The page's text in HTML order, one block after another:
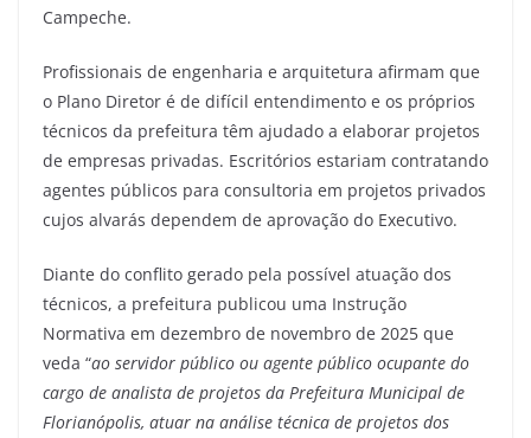
Campeche.
Profissionais de engenharia e arquitetura afirmam que
o Plano Diretor é de difícil entendimento e os próprios
técnicos da prefeitura têm ajudado a elaborar projetos
de empresas privadas. Escritórios estariam contratando
agentes públicos para consultoria em projetos privados
cujos alvarás dependem de aprovação do Executivo.
Diante do conflito gerado pela possível atuação dos
técnicos, a prefeitura publicou uma Instrução
Normativa em dezembro de novembro de 2025 que
veda “ao servidor público ou agente público ocupante do
cargo de analista de projetos da Prefeitura Municipal de
Florianópolis, atuar na análise técnica de projetos dos